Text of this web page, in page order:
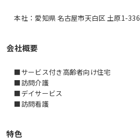
本社：愛知県 名古屋市天白区 土原1-336
会社概要
■サービス付き高齢者向け住宅
■訪問介護
■デイサービス
■訪問看護
特色